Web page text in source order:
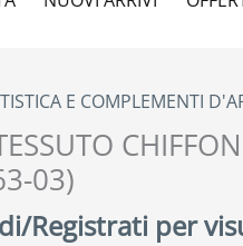
E COMPLEMENTI
03)
Registrati per